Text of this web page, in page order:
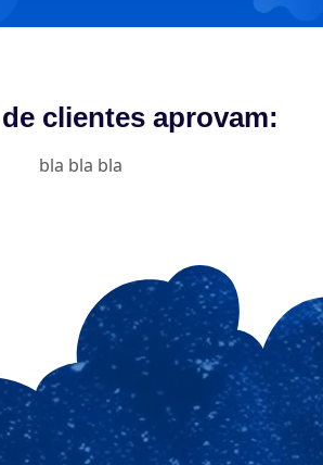
clientes aprovam:
bla bla bla